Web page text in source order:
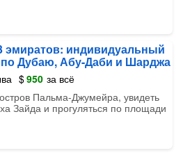
эмиратов: индивидуальный
Дубаю, Абу-Даби и Шарджа
$950 за всё
Пальма-Джумейра, увидеть
Зайда и прогуляться по площади